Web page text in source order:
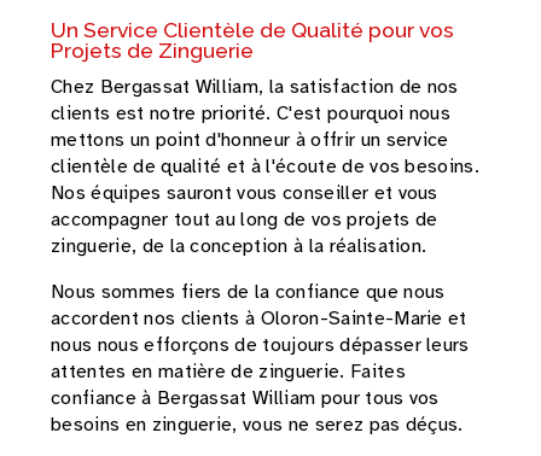
Un Service Clientèle de Qualité pour vos
Projets de Zinguerie
Chez Bergassat William, la satisfaction de nos
clients est notre priorité. C'est pourquoi nous
mettons un point d'honneur à offrir un service
clientèle de qualité et à l'écoute de vos besoins.
Nos équipes sauront vous conseiller et vous
accompagner tout au long de vos projets de
zinguerie, de la conception à la réalisation.
Nous sommes fiers de la confiance que nous
accordent nos clients à Oloron-Sainte-Marie et
nous nous efforçons de toujours dépasser leurs
attentes en matière de zinguerie. Faites
confiance à Bergassat William pour tous vos
besoins en zinguerie, vous ne serez pas déçus.